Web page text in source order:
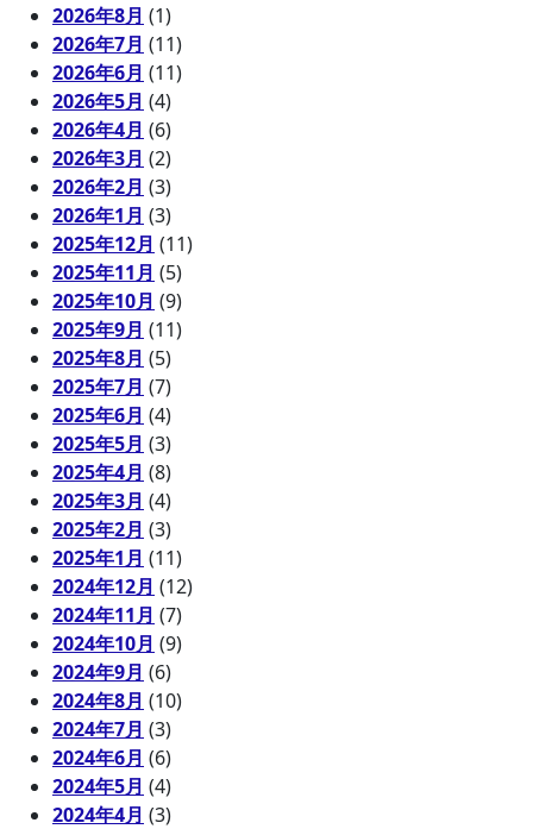
2026年8月 (1)
2026年7月 (11)
2026年6月 (11)
2026年5月 (4)
2026年4月 (6)
2026年3月 (2)
2026年2月 (3)
2026年1月 (3)
2025年12月 (11)
2025年11月 (5)
2025年10月 (9)
2025年9月 (11)
2025年8月 (5)
2025年7月 (7)
2025年6月 (4)
2025年5月 (3)
2025年4月 (8)
2025年3月 (4)
2025年2月 (3)
2025年1月 (11)
2024年12月 (12)
2024年11月 (7)
2024年10月 (9)
2024年9月 (6)
2024年8月 (10)
2024年7月 (3)
2024年6月 (6)
2024年5月 (4)
2024年4月 (3)